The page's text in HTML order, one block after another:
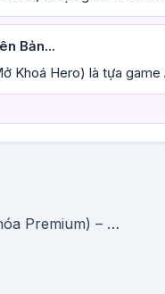
Bản...
Khoá Hero) là tựa
BeautyPlus – Chụp, Sửa, Bộ lọc (Mở Khóa Premium) – Cập Nhật 2026